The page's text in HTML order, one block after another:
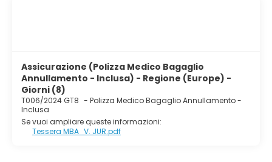
Assicurazione (Polizza Medico Bagaglio
Annullamento - Inclusa) - Regione (Europe) -
Giorni (8)
T006/2024 GT8 - Polizza Medico Bagaglio Annullamento -
Inclusa
Se vuoi ampliare queste informazioni:
Tessera MBA_V. JUR.pdf